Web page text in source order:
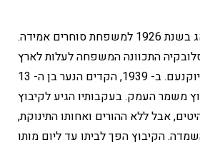
גיורא מנור נולד בפראג בשנת 1926 למשפחת סוחרים אמידה.
התכוונה המשפחה לעלות לארץ
ורכשה חלקת אדמה ביוקנעם. ב- 1939, הקדים הנער בן ה- 13
משמר העמק. בעקבותיו הגיע לקיבוץ
אבל ללא ההורים ואחותו התינוקת,